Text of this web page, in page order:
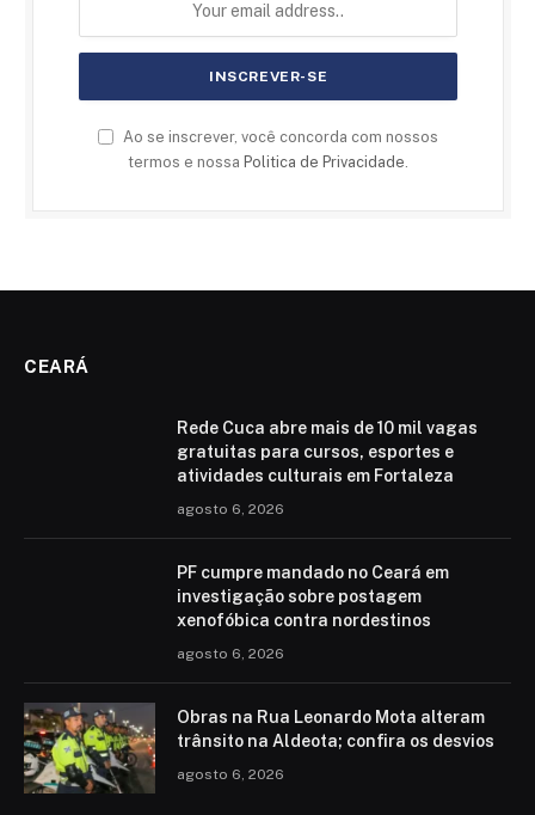
Ao se inscrever, você concorda com nossos
termos e nossa Politica de Privacidade.
CEARÁ
Rede Cuca abre mais de 10 mil vagas
gratuitas para cursos, esportes e
atividades culturais em Fortaleza
agosto 6, 2026
PF cumpre mandado no Ceará em
investigação sobre postagem
xenofóbica contra nordestinos
agosto 6, 2026
Obras na Rua Leonardo Mota alteram
trânsito na Aldeota; confira os desvios
agosto 6, 2026